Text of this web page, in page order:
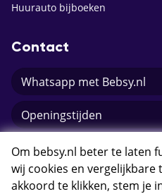
Huurauto bijboeken
Contact
Whatsapp met Bebsy.nl
Openingstijden
E-mail Bebsy.nl
Om bebsy.nl beter te laten
wij cookies en vergelijkbare
akkoord te klikken, stem je